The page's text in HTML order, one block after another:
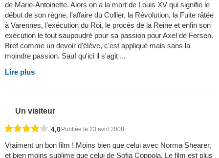
de Marie-Antoinette. Alors on a la mort de Louis XV qui signifie le
début de son règne, l'affaire du Collier, la Révolution, la Fuite râtée
à Varennes, l'exécution du Roi, le procès de la Reine et enfin son
exécution le tout saupoudré pour sa passion pour Axel de Fersen.
Bref comme un devoir d'élève, c'est appliqué mais sans la
moindre passion. Sauf qu'ici il s'agit ...
Lire plus
Un visiteur
4,0 Publiée le 23 avril 2008
Vraiment un bon film ! Moins bien que celui avec Norma Shearer,
et bien moins sublime que celui de Sofia Coppola. Le film est plus